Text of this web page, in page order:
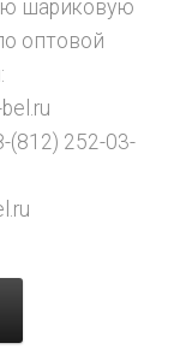
шариковую
оптовой
(812) 252-03-